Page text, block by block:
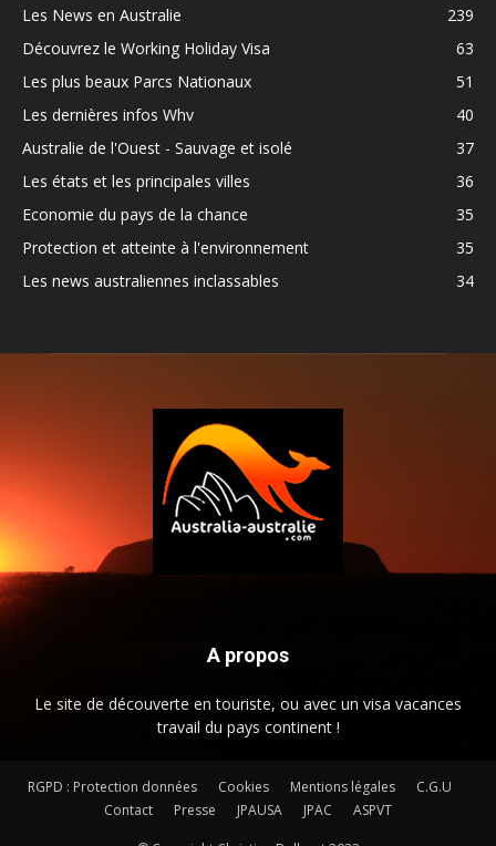
Les News en Australie
239
Découvrez le Working Holiday Visa
63
Les plus beaux Parcs Nationaux
51
Les dernières infos Whv
40
Australie de l'Ouest - Sauvage et isolé
37
Les états et les principales villes
36
Economie du pays de la chance
35
Protection et atteinte à l'environnement
35
Les news australiennes inclassables
34
A propos
Le site de découverte en touriste, ou avec un visa vacances
travail du pays continent !
RGPD : Protection données Cookies Mentions légales
C.G.U
Contact
Presse JPAUSA JPAC ASPVT